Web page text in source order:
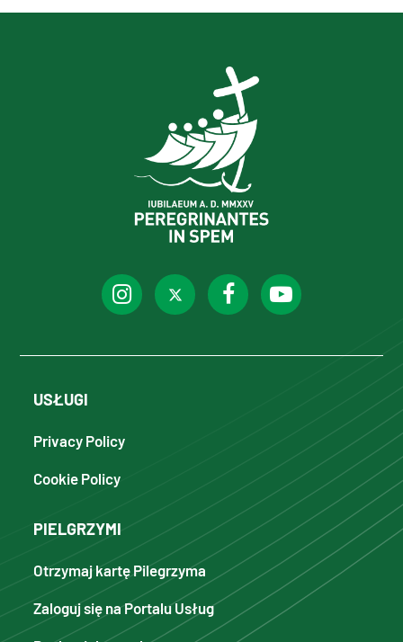
USŁUGI
Privacy Policy
Cookie Policy
PIELGRZYMI
Otrzymaj kartę Pilegrzyma
Zaloguj się na Portalu Usług